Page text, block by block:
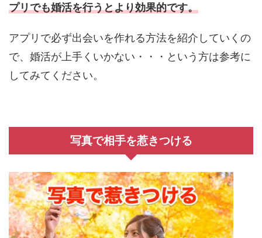
プリでも婚活を行うとより効果的です。
アプリで必ず出会いを作れる方法を紹介していくの
で、婚活が上手くいかない・・・という方は参考に
してみてください。
写真で相手を惹きつける